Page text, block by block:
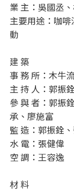
業 主：吳國丞
主要用途：咖
動
建 築
事 務 所：木牛
主 持 人：郭振銓
參 與 者：郭振
承、廖施富
監 造：郭振銓
水 電：張健偉
空 調：王容逸
材 料